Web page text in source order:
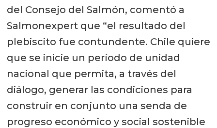
del Consejo del Salmón, comentó a
Salmonexpert que “el resultado del
plebiscito fue contundente. Chile quiere
que se inicie un período de unidad
nacional que permita, a través del
diálogo, generar las condiciones para
construir en conjunto una senda de
progreso económico y social sostenible